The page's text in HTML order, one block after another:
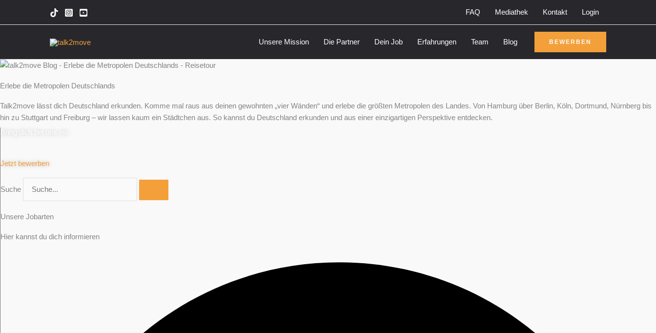
FAQ Mediathek Kontakt Login
Unsere Mission Die Partner Dein Job Erfahrungen Team Blog BEWERBEN
Erlebe die Metropolen Deutschlands
Talk2move lässt dich Deutschland erkunden. Komme mal raus aus deinen gewohnten „vier Wänden“ und erlebe die größten Metropolen des Landes. Von Hamburg über Berlin, Köln, Dortmund, Nürnberg bis
hin zu Stuttgart und Freiburg – wir lassen kaum ein Städtchen aus. So kannst du Deutschland erkunden und aus einer einzigartigen Perspektive entdecken.
Bring dich bei uns ein
Jetzt bewerben
Suche
Unsere Jobarten
Hier kannst du dich informieren